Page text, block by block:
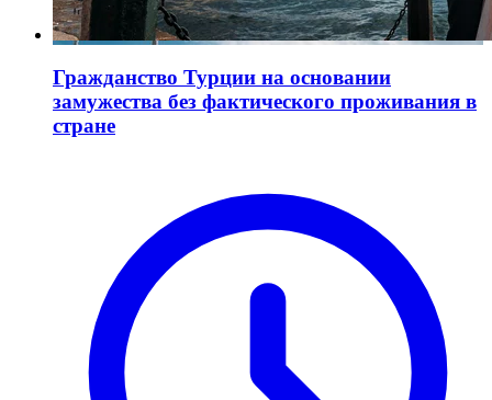
Гражданство Турции на основании
замужества без фактического проживания в
стране